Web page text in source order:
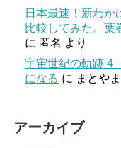
日本最速！新わか
比較してみた。葉
に 匿名 より
宇宙世紀の軌跡 4
になる に まとやま
アーカイブ